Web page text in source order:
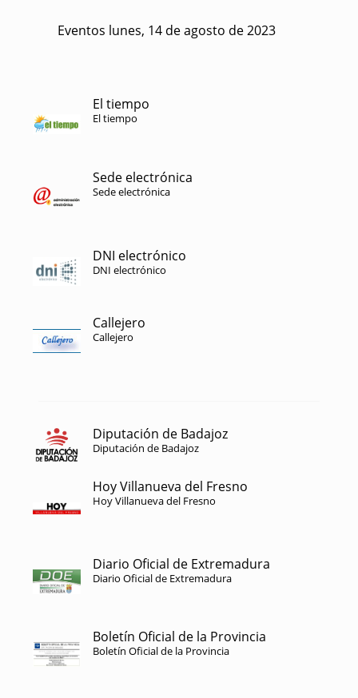
Eventos lunes, 14 de agosto de 2023
El tiempo
El tiempo
Sede electrónica
Sede electrónica
DNI electrónico
DNI electrónico
Callejero
Callejero
Diputación de Badajoz
Diputación de Badajoz
Hoy Villanueva del Fresno
Hoy Villanueva del Fresno
Diario Oficial de Extremadura
Diario Oficial de Extremadura
Boletín Oficial de la Provincia
Boletín Oficial de la Provincia